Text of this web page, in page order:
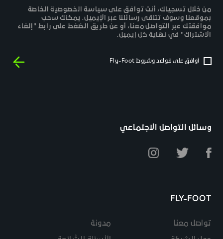
من خلال تسجيلك، أنت توافق على سياسة الخصوصية الخاصة
بموقعنا وسوف تتلقى رسائلنا عبر الإيميل. يمكنك سحب
موافقتك عبر التواصل معنا، أو عن طريق الضغط على رابط "إلغاء
الاشتراك" في نهاية كل إيميل.
أوافق على قواعد وشروط Fly-Foot
وسائل التواصل الاجتماعي
FLY-FOOT
تواصل معنا
مدونة